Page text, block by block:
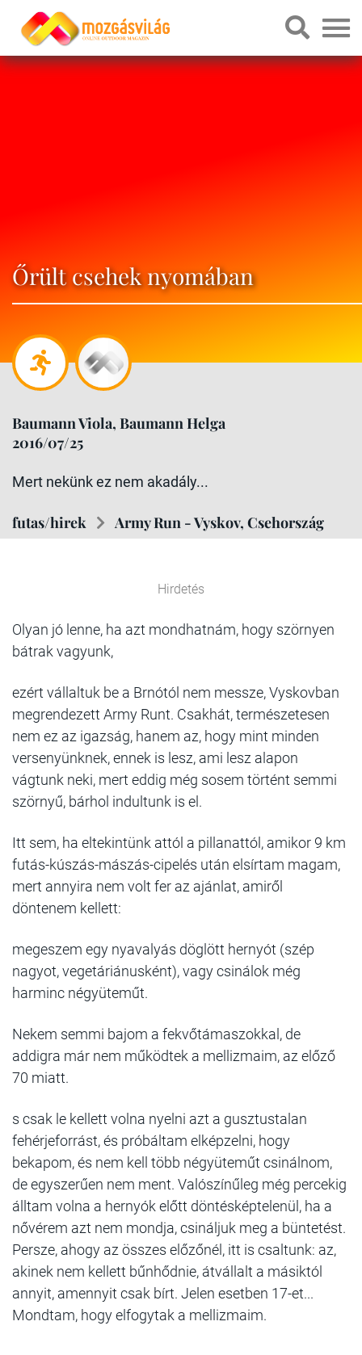
Őrült csehek nyomában
Baumann Viola, Baumann Helga
2016/07/25
Mert nekünk ez nem akadály...
futas/hirek Army Run - Vyskov, Csehország
Hirdetés
Olyan jó lenne, ha azt mondhatnám, hogy szörnyen
bátrak vagyunk,
ezért vállaltuk be a Brnótól nem messze, Vyskovban
megrendezett Army Runt. Csakhát, természetesen
nem ez az igazság, hanem az, hogy mint minden
versenyünknek, ennek is lesz, ami lesz alapon
vágtunk neki, mert eddig még sosem történt semmi
szörnyű, bárhol indultunk is el.
Itt sem, ha eltekintünk attól a pillanattól, amikor 9 km
futás-kúszás-mászás-cipelés után elsírtam magam,
mert annyira nem volt fer az ajánlat, amiről
döntenem kellett:
megeszem egy nyavalyás döglött hernyót (szép
nagyot, vegetáriánusként), vagy csinálok még
harminc négyüteműt.
Nekem semmi bajom a fekvőtámaszokkal, de
addigra már nem működtek a mellizmaim, az előző
70 miatt.
s csak le kellett volna nyelni azt a gusztustalan
fehérjeforrást, és próbáltam elképzelni, hogy
bekapom, és nem kell több négyüteműt csinálnom,
de egyszerűen nem ment. Valószínűleg még percekig
álltam volna a hernyók előtt döntésképtelenül, ha a
nővérem azt nem mondja, csináljuk meg a büntetést.
Persze, ahogy az összes előzőnél, itt is csaltunk: az,
akinek nem kellett bűnhődnie, átvállalt a másiktól
annyit, amennyit csak bírt. Jelen esetben 17-et...
Mondtam, hogy elfogytak a mellizmaim.